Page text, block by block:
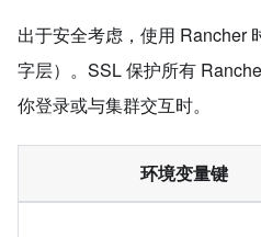
出于安全考虑，使用 Rancher
字层）。SSL 保护所有
你登录或与集群交互时。
环境变量键